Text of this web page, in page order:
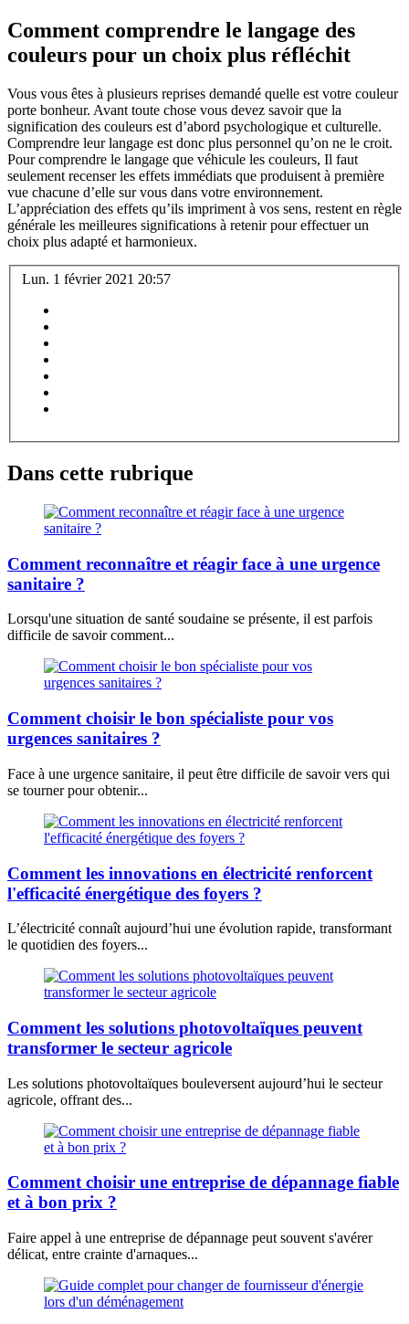
Comment comprendre le langage des
couleurs pour un choix plus réfléchit
Vous vous êtes à plusieurs reprises demandé quelle est votre couleur
porte bonheur. Avant toute chose vous devez savoir que la
signification des couleurs est d’abord psychologique et culturelle.
Comprendre leur langage est donc plus personnel qu’on ne le croit.
Pour comprendre le langage que véhicule les couleurs, Il faut
seulement recenser les effets immédiats que produisent à première
vue chacune d’elle sur vous dans votre environnement.
L’appréciation des effets qu’ils impriment à vos sens, restent en règle
générale les meilleures significations à retenir pour effectuer un
choix plus adapté et harmonieux.
Lun. 1 février 2021 20:57
Dans cette rubrique
Comment reconnaître et réagir face à une urgence
sanitaire ?
Lorsqu'une situation de santé soudaine se présente, il est parfois
difficile de savoir comment...
Comment choisir le bon spécialiste pour vos
urgences sanitaires ?
Face à une urgence sanitaire, il peut être difficile de savoir vers qui
se tourner pour obtenir...
Comment les innovations en électricité renforcent
l'efficacité énergétique des foyers ?
L’électricité connaît aujourd’hui une évolution rapide, transformant
le quotidien des foyers...
Comment les solutions photovoltaïques peuvent
transformer le secteur agricole
Les solutions photovoltaïques bouleversent aujourd’hui le secteur
agricole, offrant des...
Comment choisir une entreprise de dépannage fiable
et à bon prix ?
Faire appel à une entreprise de dépannage peut souvent s'avérer
délicat, entre crainte d'arnaques...